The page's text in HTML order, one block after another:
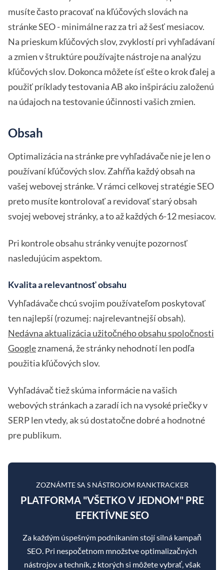
musíte často pracovať na kľúčových slovách na
stránke SEO - minimálne raz za tri až šesť mesiacov.
Na prieskum kľúčových slov, zvyklostí pri vyhľadávaní
a zmien v štruktúre používajte nástroje na analýzu
kľúčových slov. Dokonca môžete ísť ešte o krok ďalej a
použiť príklady testovania AB ako inšpiráciu založenú
na údajoch na testovanie účinnosti vašich zmien.
Obsah
Optimalizácia na stránke pre vyhľadávače nie je len o
používaní kľúčových slov. Zahŕňa každý obsah na
vašej webovej stránke. V rámci celkovej stratégie SEO
preto musíte kontrolovať a revidovať starý obsah
svojej webovej stránky, a to až každých 6-12 mesiacov.
Pri kontrole obsahu stránky venujte pozornosť
nasledujúcim aspektom.
Kvalita a relevantnosť obsahu
Vyhľadávače chcú svojim používateľom poskytovať
ten najlepší (rozumej: najrelevantnejší obsah).
Nedávna aktualizácia užitočného obsahu spoločnosti
Googleznamená, že stránky nehodnotí len podľa
použitia kľúčových slov.
Vyhľadávač tiež skúma informácie na vašich
webových stránkach a zaradí ich na vysoké priečky v
SERP len vtedy, ak sú dostatočne dobré a hodnotné
pre publikum.
ZOZNÁMTE SA S NÁSTROJOM RANKTRACKER
PLATFORMA "VŠETKO V JEDNOM" PRE
EFEKTÍVNE SEO
Za každým úspešným podnikaním stojí silná kampaň
SEO. Pri nespočetnom množstve optimalizačných
nástrojov a techník, z ktorých si môžete vybrať, však